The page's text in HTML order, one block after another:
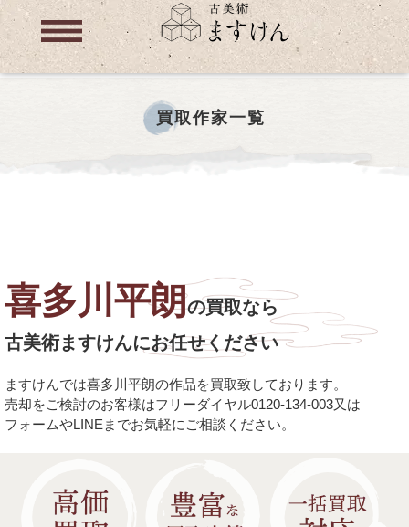
買取作家一覧
喜多川平朗の買取なら
古美術ますけんにお任せください
ますけんでは喜多川平朗の作品を買取致しております。
売却をご検討のお客様はフリーダイヤル0120-134-003又は
フォームやLINEまでお気軽にご相談ください。